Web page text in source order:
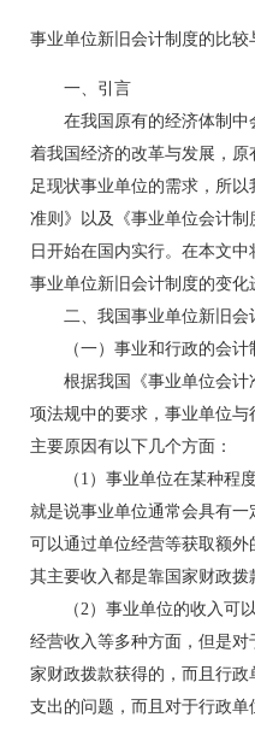
事业单位新旧会计制度的比较
一、引言
在我国原有的经济体制中
着我国经济的改革与发展，
足现状事业单位的需求，所
准则》以及《事业单位会计制
日开始在国内实行。在本文
事业单位新旧会计制度的变化
二、我国事业单位新旧会
（一）事业和行政的会计
根据我国《事业单位会计
项法规中的要求，事业单位
主要原因有以下几个方面：
（1）事业单位在某种程度
就是说事业单位通常会具有
可以通过单位经营等获取额
其主要收入都是靠国家财政拨
（2）事业单位的收入可以
经营收入等多种方面，但是
家财政拨款获得的，而且行
支出的问题，而且对于行政